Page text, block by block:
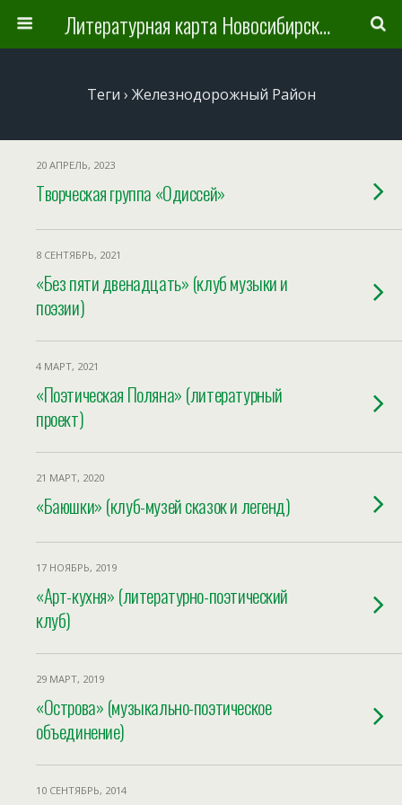
Литературная карта Новосибирска и Новосибирской области
Теги › Железнодорожный Район
20 АПРЕЛЬ, 2023
Творческая группа «Одиссей»
8 СЕНТЯБРЬ, 2021
«Без пяти двенадцать» (клуб музыки и
поэзии)
4 МАРТ, 2021
«Поэтическая Поляна» (литературный
проект)
21 МАРТ, 2020
«Баюшки» (клуб-музей сказок и легенд)
17 НОЯБРЬ, 2019
«Арт-кухня» (литературно-поэтический
клуб)
29 МАРТ, 2019
«Острова» (музыкально-поэтическое
объединение)
10 СЕНТЯБРЬ, 2014